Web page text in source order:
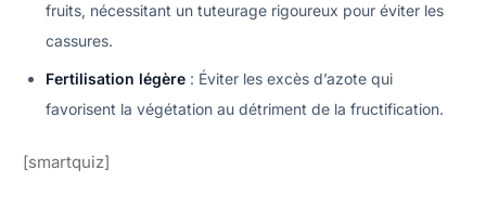
fruits, nécessitant un tuteurage rigoureux pour éviter les
cassures.
Fertilisation légère : Éviter les excès d’azote qui
favorisent la végétation au détriment de la fructification.
[smartquiz]